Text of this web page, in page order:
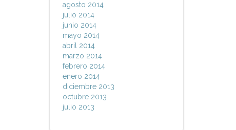
agosto 2014
julio 2014
junio 2014
mayo 2014
abril 2014
marzo 2014
febrero 2014
enero 2014
diciembre 2013
octubre 2013
julio 2013